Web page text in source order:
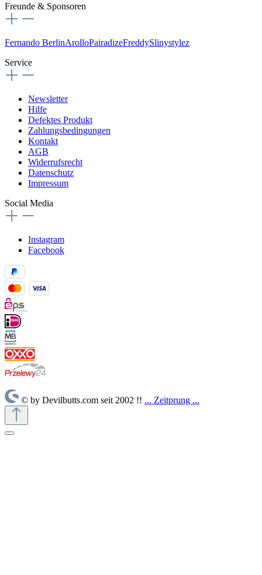
Freunde & Sponsoren
Fernando BerlinArolloPairadizeFreddySlinystylez
Service
Newsletter
Hilfe
Defektes Produkt
Zahlungsbedingungen
Kontakt
AGB
Widerrufsrecht
Datenschutz
Impressum
Social Media
Instagram
Facebook
© by Devilbutts.com seit 2002 !! ... Zeitprung ...